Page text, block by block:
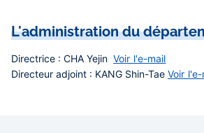
L'administration du
Directrice : CHA Yejin Voir l'e-mail
Directeur adjoint : KANG Shin-Tae Voir l'e-